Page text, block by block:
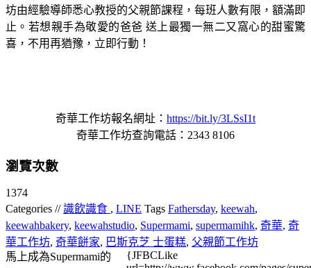
坊由經驗導師悉心教授的父親節課程，每班人數有限，額滿即
止。若想親手為敬愛的爸爸 送上最獨一無二又窩心的甜蜜驚
喜，不用再猶豫，立即行動！
奇華工作坊報名網址： https://bit.ly/3LSsI1t
奇華工作坊查詢電話：2343 8106
瀏覽次數
1374
Categories //識飲識食 , LINE Tags Fathersday, keewah,
keewahbakery, keewahstudio, Supermami, supermamihk, 奇華, 奇
華工作坊, 奇華餅家, 巴斯克芝 士蛋糕, 父親節工作坊
馬上成為Supermami的
{JFBCLike